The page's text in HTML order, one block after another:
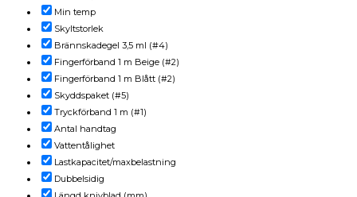
Min temp
Skyltstorlek
Brännskadegel 3,5 ml (#4)
Fingerförband 1 m Beige (#2)
Fingerförband 1 m Blått (#2)
Skyddspaket (#5)
Tryckförband 1 m (#1)
Antal handtag
Vattentålighet
Lastkapacitet/maxbelastning
Dubbelsidig